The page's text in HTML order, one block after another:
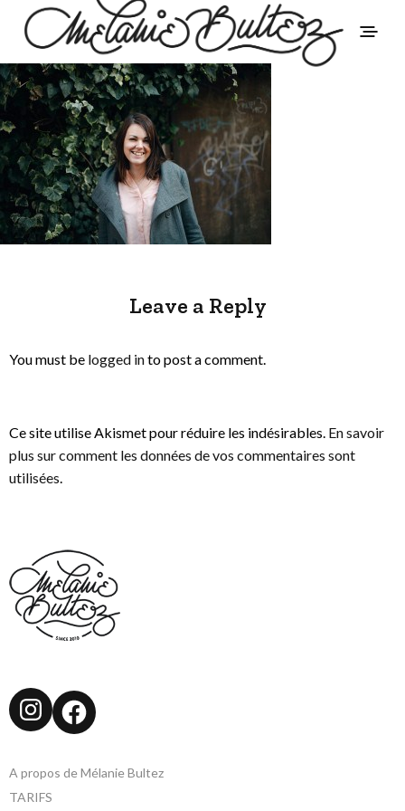
Leave a Reply
You must be logged into post a comment.
Ce site utilise Akismet pour réduire les indésirables. En savoir
plus sur comment les données de vos commentaires sont
utilisées.
Instagram
Facebook
A propos de Mélanie Bultez
TARIFS